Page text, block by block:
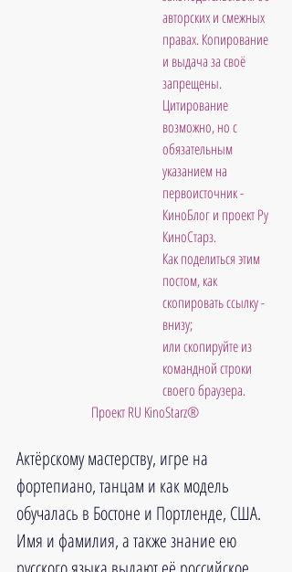
авторских и смежных
правах. Копирование
и выдача за своё
запрещены.
Цитирование
возможно, но с
обязательным
указанием на
первоисточник -
КиноБлог и проект Ру
КиноСтарз.
Как поделиться этим
постом, как
скопировать ссылку -
внизу;
или скопируйте из
командной строки
своего браузера.
Проект RU KinoStarz®
Актёрскому мастерству, игре на
фортепиано, танцам и как модель
обучалась в Бостоне и Портленде, США.
Имя и фамилия, а также знание ею